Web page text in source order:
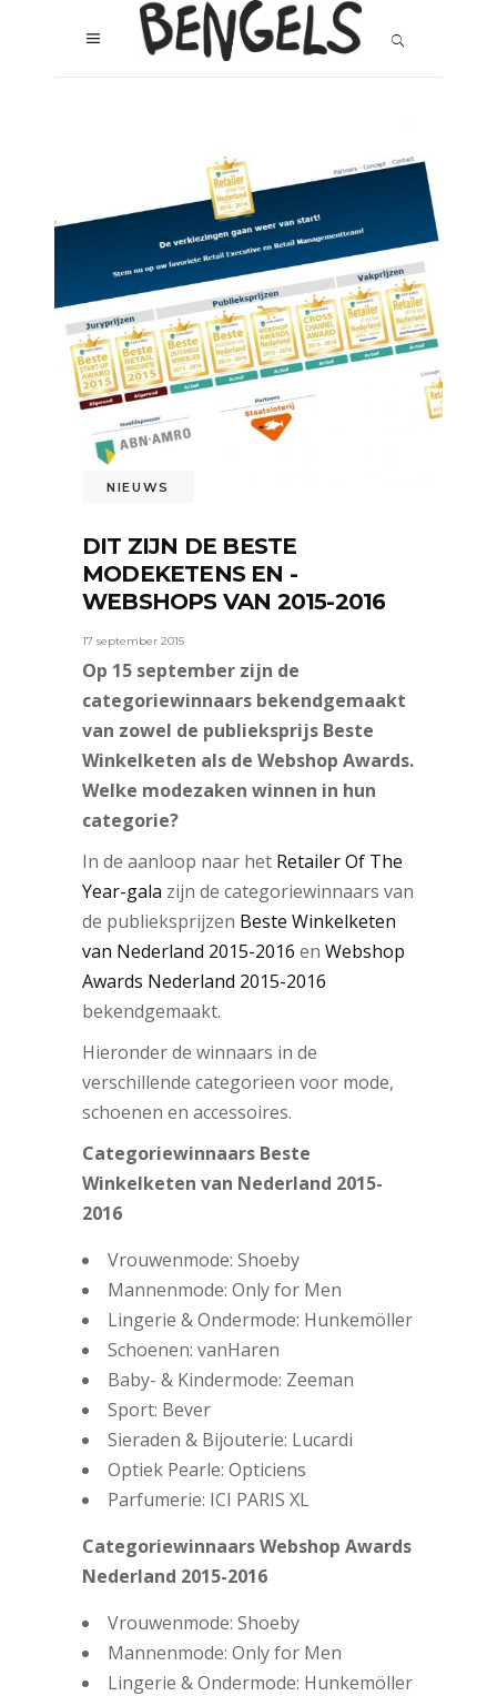
NIEUWS
DIT ZIJN DE BESTE
MODEKETENS EN -
WEBSHOPS VAN 2015-2016
17 september 2015
Op 15 september zijn de
categoriewinnaars bekendgemaakt
van zowel de publieksprijs Beste
Winkelketen als de Webshop Awards.
Welke modezaken winnen in hun
categorie?
In de aanloop naar het Retailer Of The
Year-gala zijn de categoriewinnaars van
de publieksprijzen Beste Winkelketen
van Nederland 2015-2016 en Webshop
Awards Nederland 2015-2016
bekendgemaakt.
Hieronder de winnaars in de
verschillende categorieen voor mode,
schoenen en accessoires.
Categoriewinnaars Beste
Winkelketen van Nederland 2015-
2016
Vrouwenmode: Shoeby
Mannenmode: Only for Men
Lingerie & Ondermode: Hunkemöller
Schoenen: vanHaren
Baby- & Kindermode: Zeeman
Sport: Bever
Sieraden & Bijouterie: Lucardi
Optiek Pearle: Opticiens
Parfumerie: ICI PARIS XL
Categoriewinnaars Webshop Awards
Nederland 2015-2016
Vrouwenmode: Shoeby
Mannenmode: Only for Men
Lingerie & Ondermode: Hunkemöller